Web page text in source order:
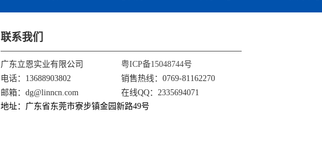
联系我们
广东立恩实业有限公司
粤ICP备15048744号
电话：13688903802
销售热线：0769-81162270
邮箱：dg@linncn.com
在线QQ：2335694071
地址：广东省东莞市寮步镇金园新路49号